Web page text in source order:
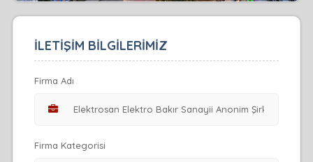
İLETİŞİM BİLGİLERİMİZ
Firma Adı
Firma Kategorisi